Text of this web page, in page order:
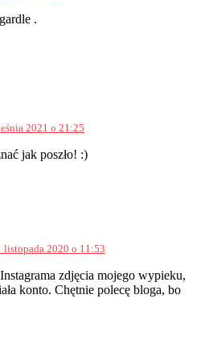
.
2021 o 21:25
jak poszło! :)
listopada 2020 o 11:53
zdjęcia mojego wypieku,
konto. Chętnie polecę bloga, bo